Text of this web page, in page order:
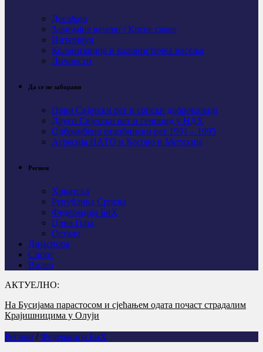
Догађаји
Завичајне вечери / Крсне славе
Интервјуи
Колонизација и колонистичка насеља
Личности
Да се не заборави
Први Свјeтски рат и српски добровољци
Други Свјетски рат и геноцид у НДХ
Одбрамбено отаџбински рат 1991 – 1995
Агресија НАТО и Косово и Метохија
Регион
Хрватска
Република Српска
Федерација БиХ
Црна Гора
Остало
Дијаспора
Спорт
Видео
АКТУЕЛНО:
На Бусијама парастосом и сјећањем одата почаст страдалим
Крајишницима у Олуји
Годишњица страдања српских цивила на Петровачкој цести –
злочин без казне
Регион / Федерација БиХ